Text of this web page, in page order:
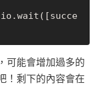
可能會增加過多的
！剩下的內容會在